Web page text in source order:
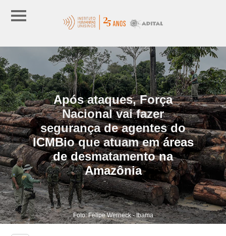
Após ataques, Força
Nacional vai fazer
segurança de agentes do
ICMBio que atuam em áreas
de desmatamento na
Amazônia
Foto: Felipe Werneck - Ibama